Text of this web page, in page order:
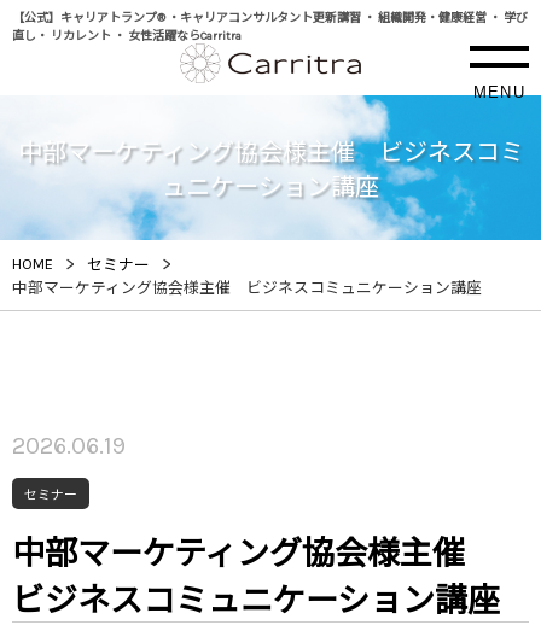
【公式】キャリアトランプ® ・キャリアコンサルタント更新講習 ・ 組織開発・健康経営 ・ 学び
直し・ リカレント ・ 女性活躍ならCarritra
MENU
中部マーケティング協会様主催 ビジネスコミ
ュニケーション講座
HOME > セミナー >
中部マーケティング協会様主催 ビジネスコミュニケーション講座
2026.06.19
セミナー
中部マーケティング協会様主催
ビジネスコミュニケーション講座